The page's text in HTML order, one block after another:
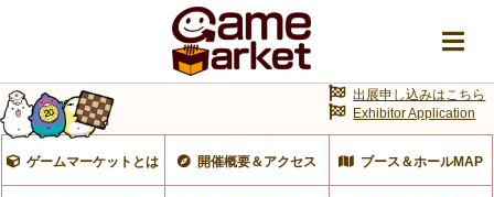
ゲームマーケットとは 開催概要＆アクセス ブース＆ホールMAP
出展申し込みはこちら
Exhibitor Application